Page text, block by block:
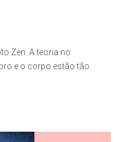
Zen. A teoria no
e o corpo estão tão